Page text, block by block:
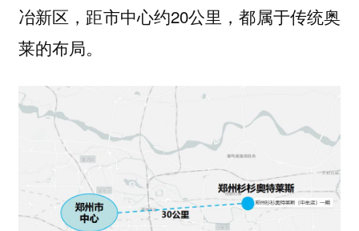
冶新区，距市中心约20公里，都属于传统奥
莱的布局。